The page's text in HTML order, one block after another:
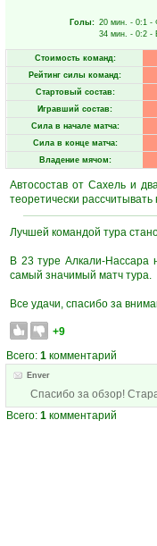
Голы: 20 мин. - 0:1 -
34 мин. - 0:2 -
Стоимость команд:
Рейтинг силы команд:
Стартовый состав:
Игравший состав:
Сила в начале матча:
Сила в конце матча:
Владение мячом:
Автосостав от Сахель и
теоретически
Лучшей командой тура
В 23 туре Алкали-Нассара
самый значимый матч тура.
Все удачи, спасибо за
+9
Всего: 1 комментарий
Enver
Спасибо за обзор!
Всего: 1 комментарий